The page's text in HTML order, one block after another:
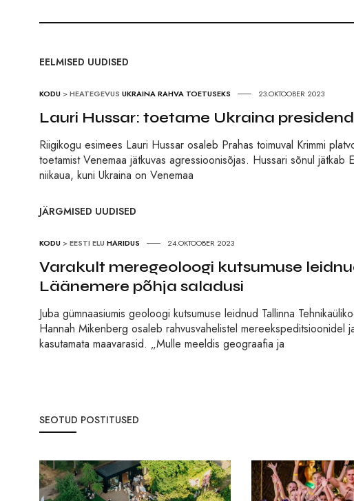
EELMISED UUDISED
KODU >HEATEGEVUS UKRAINA RAHVA TOETUSEKS 23.OKTOOBER 2023
Lauri Hussar: toetame Ukraina
Riigikogu esimees Lauri Hussar osaleb Prahas toimuval Krimmi
toetamist Venemaa jätkuvas agressioonisõjas. Hussari sõnul jätkab
niikaua, kuni Ukraina on Venemaa
JÄRGMISED UUDISED
KODU >EESTI ELU HARIDUS 24.OKTOOBER 2023
Varakult meregeoloogi kutsumuse
Läänemere põhja saladusi
Juba gümnaasiumis geoloogi kutsumuse leidnud Tallinna
Hannah Mikenberg osaleb rahvusvahelistel
kasutamata maavarasid. „Mulle meeldis geograafia ja
SEOTUD POSTITUSED